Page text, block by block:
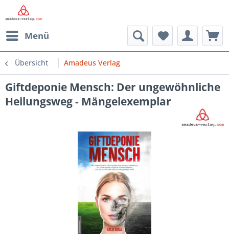
Menü
Übersicht Amadeus Verlag
Giftdeponie Mensch: Der ungewöhnliche
Heilungsweg - Mängelexemplar